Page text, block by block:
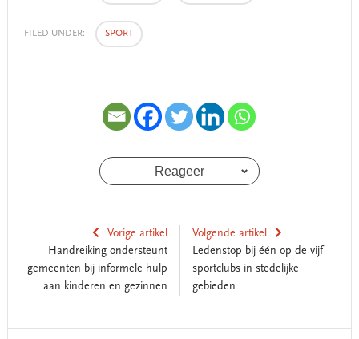
FILED UNDER: SPORT
Reageer
Vorige artikel
Handreiking ondersteunt
gemeenten bij informele hulp
aan kinderen en gezinnen
Volgende artikel
Ledenstop bij één op de vijf
sportclubs in stedelijke
gebieden